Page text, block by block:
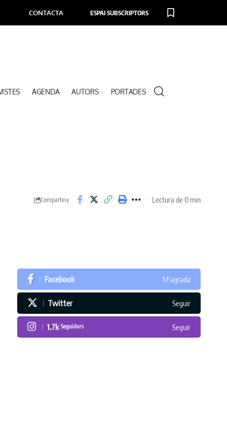
CONTACTA ESPAI SUBSCRIPTORS
AGENDA AUTORS PORTADES
Comparteix Lectura de 0 min
Facebook M'agrada
Twitter Seguir
1.7k Seguidors Seguir